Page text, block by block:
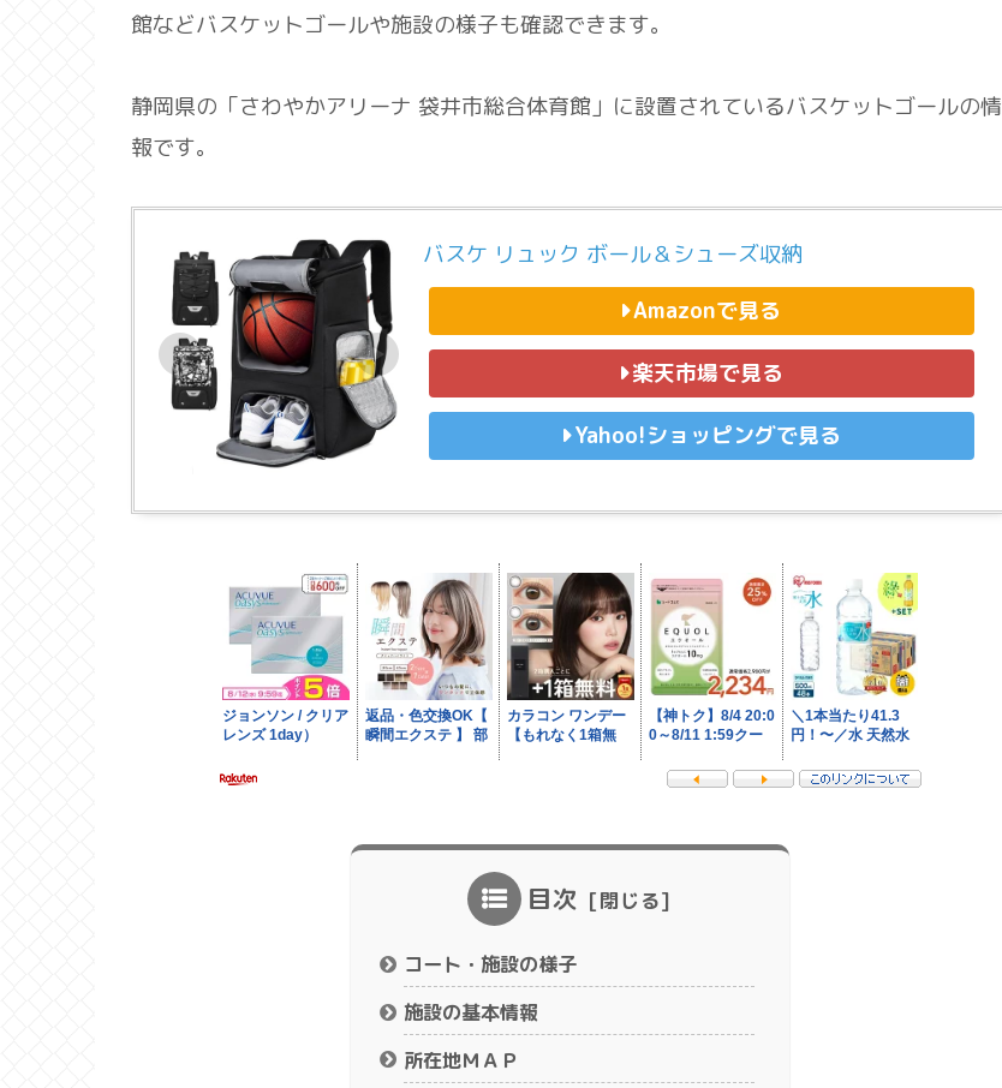
館などバスケットゴールや施設の様子も確認できます。
静岡県の「さわやかアリーナ 袋井市総合体育館」に設置されているバスケットゴールの情
報です。
バスケ リュック ボール＆シューズ収納
Amazonで見る
楽天市場で見る
Yahoo!ショッピングで見る
目次
コート・施設の様子
施設の基本情報
所在地ＭＡＰ